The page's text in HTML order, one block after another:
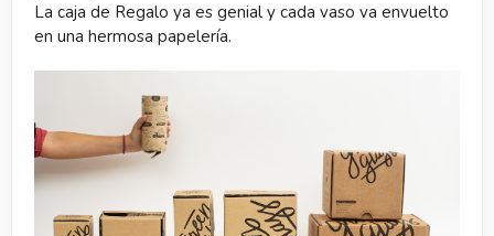
La caja de Regalo ya es genial y cada vaso va envuelto
en una hermosa papelería.